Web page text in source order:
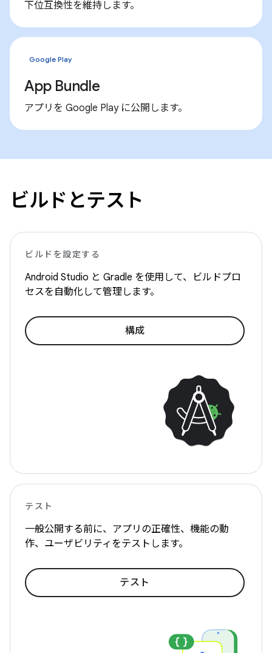
下位互換性を維持します。
Google Play
App Bundle
アプリを Google Play に公開します。
ビルドとテスト
ビルドを設定する
Android Studio と Gradle を使用して、ビルドプロ
セスを自動化して管理します。
構成
テスト
一般公開する前に、アプリの正確性、機能の動
作、ユーザビリティをテストします。
テスト